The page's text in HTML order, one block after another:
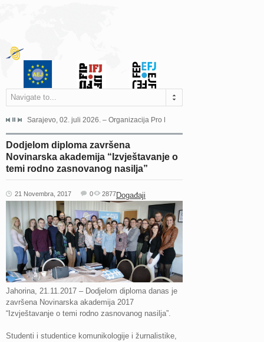
Navigate to...
Grada Sarajeva povodom Dana Sarajeva dugogodišnjoj...
Sarajevo, 02. juli 2026. – Organizacija Pro Educa juče je uspješno
Dodjelom diploma završena
Novinarska akademija “Izvještavanje o
temi rodno zasnovanog nasilja”
21 Novembra, 2017 Događaji
0 2877
Jahorina, 21.11.2017 – Dodjelom diploma danas je
završena Novinarska akademija 2017
“Izvještavanje o temi rodno zasnovanog nasilja”.
Studenti i studentice komunikologije i žurnalistike,